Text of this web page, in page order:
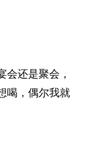
会还是聚会，
喝，偶尔我就